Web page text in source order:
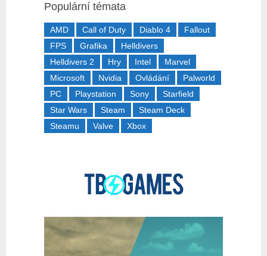
Populární témata
AMD Call of Duty Diablo 4
Fallout
FPS
Grafika
Helldivers
Helldivers 2
Hry Intel
Marvel
Microsoft
Nvidia Ovládání
Palworld
PC
Playstation Sony
Starfield
Star Wars
Steam
Steam Deck
Steamu
Valve Xbox